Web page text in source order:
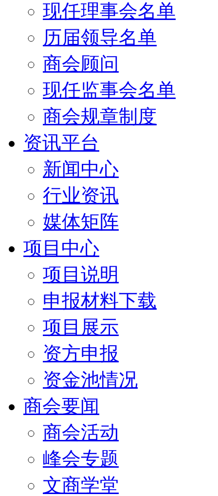
现任理事会名单
历届领导名单
商会顾问
现任监事会名单
商会规章制度
资讯平台
新闻中心
行业资讯
媒体矩阵
项目中心
项目说明
申报材料下载
项目展示
资方申报
资金池情况
商会要闻
商会活动
峰会专题
文商学堂